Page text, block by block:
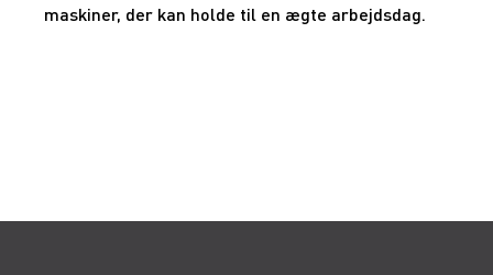
maskiner, der kan holde til en ægte arbejdsdag.